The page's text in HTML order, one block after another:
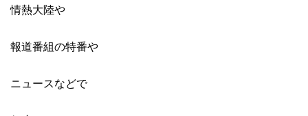
情熱大陸や
報道番組の特番や
ニュースなどで